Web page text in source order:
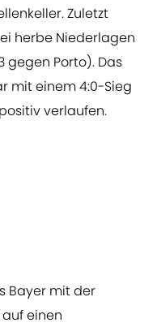
Zuletzt
herbe Niederlagen
gegen Porto). Das
mit einem 4:0-Sieg
verlaufen.
Bayer mit der
einen